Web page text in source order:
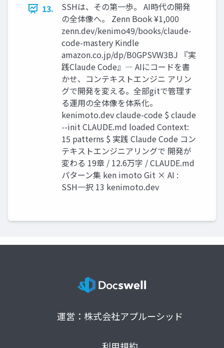
13.
SSHは、その第一歩。 AI時代の開発
の全体像へ。 Zenn Book ¥1,000
zenn.dev/kenimo49/books/claude-
code-mastery Kindle
amazon.co.jp/dp/B0GPSVW3BJ 『実
践Claude Code』― AIにコードを書
かせ、コンテキストエンジニ アリン
グで開発を変える。全部gitで管理す
る運用の全体像を体系化。
kenimoto.dev claude-code $ claude
--init CLAUDE.md loaded Context:
15 patterns $ 実践 Claude Code コン
テキストエンジニアリングで 開発が
変わる 19章 / 12.6万字 / CLAUDE.md
パターン集 ken imoto Git × AI :
SSH一択 13 kenimoto.dev
運営：株式会社アプルーシッド